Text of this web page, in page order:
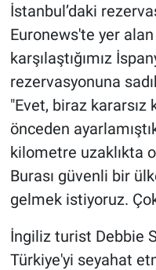
İstanbul’daki
Euronews'te yer
karşılaştığımız
rezervasyonuna
"Evet, biraz kararsız
önceden
kilometre uzaklıkta
Burası güvenli bir
gelmek istiyoruz.
İngiliz turist Debbie
Türkiye'yi seyahat